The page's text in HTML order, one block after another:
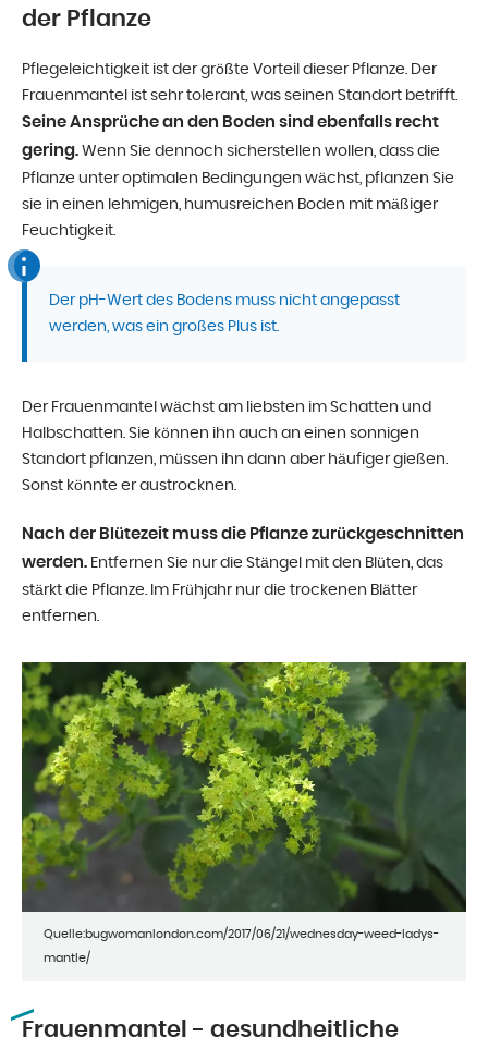
der Pflanze
Pflegeleichtigkeit ist der größte Vorteil dieser Pflanze. Der
Frauenmantel ist sehr tolerant, was seinen Standort betrifft.
Seine Ansprüche an den Boden sind ebenfalls recht
gering. Wenn Sie dennoch sicherstellen wollen, dass die
Pflanze unter optimalen Bedingungen wächst, pflanzen Sie
sie in einen lehmigen, humusreichen Boden mit mäßiger
Feuchtigkeit.
Der pH-Wert des Bodens muss nicht angepasst
werden, was ein großes Plus ist.
Der Frauenmantel wächst am liebsten im Schatten und
Halbschatten. Sie können ihn auch an einen sonnigen
Standort pflanzen, müssen ihn dann aber häufiger gießen.
Sonst könnte er austrocknen.
Nach der Blütezeit muss die Pflanze zurückgeschnitten
werden. Entfernen Sie nur die Stängel mit den Blüten, das
stärkt die Pflanze. Im Frühjahr nur die trockenen Blätter
entfernen.
Quelle:bugwomanlondon.com/2017/06/21/wednesday-weed-ladys-
mantle/
Frauenmantel - gesundheitliche